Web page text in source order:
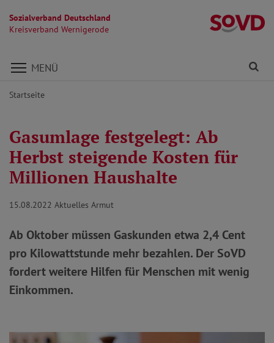
Sozialverband Deutschland
Kreisverband Wernigerode
Direkt zu den Inhalten springen
MENÜ
Startseite
Gasumlage festgelegt: Ab
Herbst steigende Kosten für
Millionen Haushalte
15.08.2022 Aktuelles Armut
Ab Oktober müssen Gaskunden etwa 2,4 Cent
pro Kilowattstunde mehr bezahlen. Der SoVD
fordert weitere Hilfen für Menschen mit wenig
Einkommen.